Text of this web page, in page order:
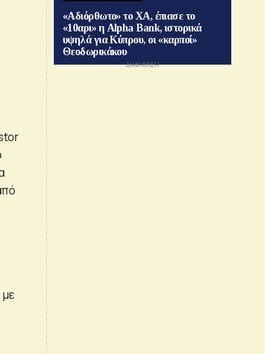
«Αδιόρθωτο» το ΧΑ, έπιασε το
«10αρι» η Alpha Bank, ιστορικά
υψηλά για Κύπρου, οι «καρποί»
Θεοδωρικάκου